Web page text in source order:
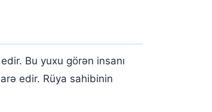
Bu yuxu görən insanı
edir. Rüya sahibinin